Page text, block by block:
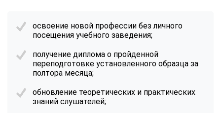
освоение новой профессии без личного
посещения учебного заведения;
получение диплома о пройденной
переподготовке установленного образца за
полтора месяца;
обновление теоретических и практических
знаний слушателей;